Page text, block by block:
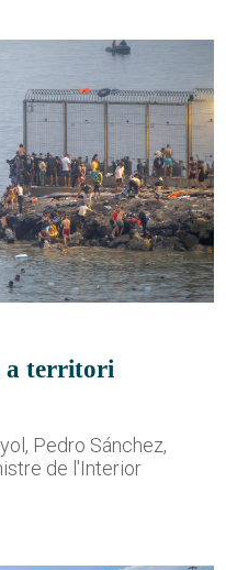
a territori
Pedro Sánchez,
de l'Interior